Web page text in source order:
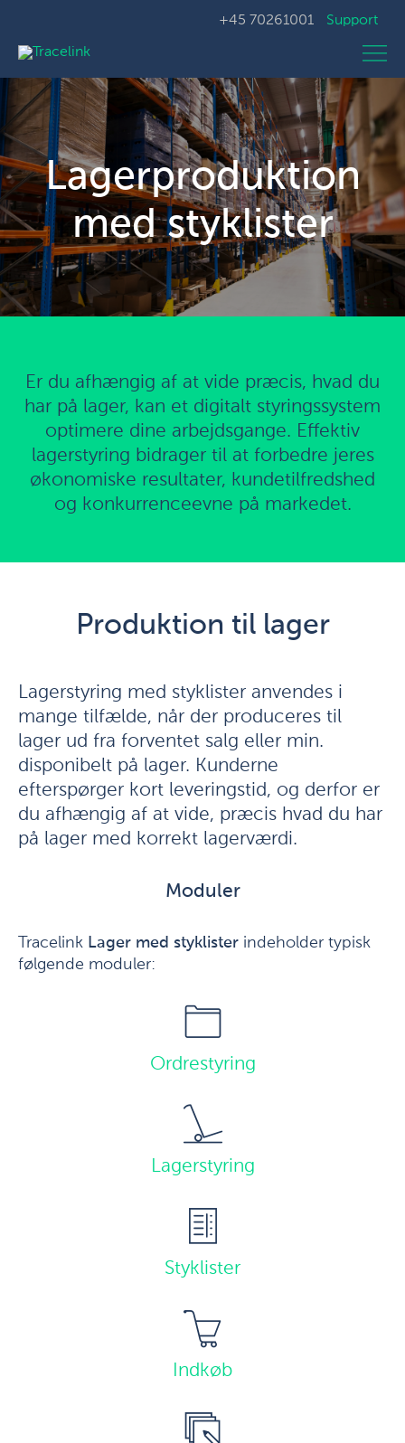
+45 70261001 Support
Lagerproduktion
med styklister
Er du afhængig af at vide præcis, hvad du
har på lager, kan et digitalt styringssystem
optimere dine arbejdsgange. Effektiv
lagerstyring bidrager til at forbedre jeres
økonomiske resultater, kundetilfredshed
og konkurrenceevne på markedet.
Produktion til lager
Lagerstyring med styklister anvendes i
mange tilfælde, når der produceres til
lager ud fra forventet salg eller min.
disponibelt på lager. Kunderne
efterspørger kort leveringstid, og derfor er
du afhængig af at vide, præcis hvad du har
på lager med korrekt lagerværdi.
Moduler
Tracelink Lager med styklister indeholder typisk
følgende moduler:
Ordrestyring
Lagerstyring
Styklister
Indkøb